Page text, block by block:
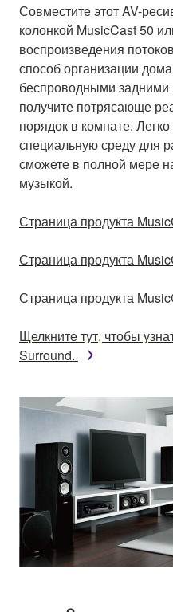
Совместите этот AV-
колонкой MusicCast 50
воспроизведения
способ организации
беспроводными задними
получите потрясающе
порядок в комнате.
специальную среду для
сможете в полной мере
музыкой.
Страница продукта
Страница продукта
Страница продукта
Щелкните тут, чтобы
Surround.